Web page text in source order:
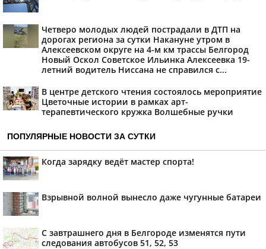
Четверо молодых людей пострадали в ДТП на
дорогах региона за сутки Накануне утром в
Алексеевском округе на 4-м км трассы Белгород
Новый Оскол Советское Ильинка Алексеевка 19-
летний водитель Ниссана не справился с...
В центре детского чтения состоялось мероприятие
Цветочные истории в рамках арт-
терапевтического кружка Волшебные ручки
ПОПУЛЯРНЫЕ НОВОСТИ ЗА СУТКИ
Когда зарядку ведёт мастер спорта!
Взрывной волной вынесло даже чугунные батареи
С завтрашнего дня в Белгороде изменятся пути
следования автобусов 51, 52, 53